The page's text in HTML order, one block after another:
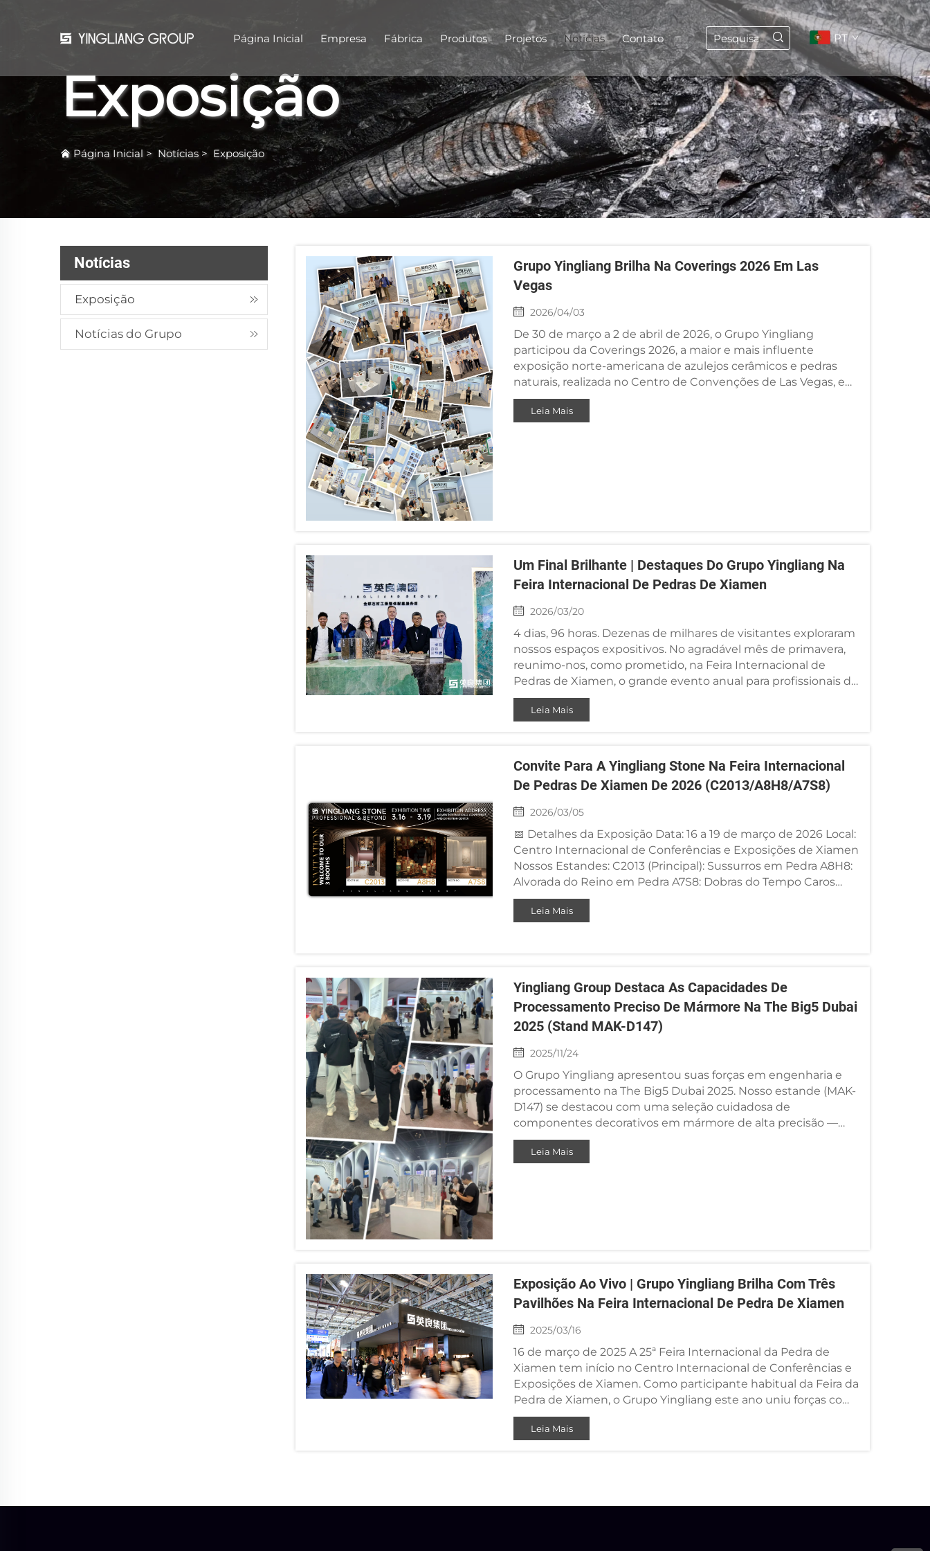
Página Inicial Empresa Fábrica Produtos Projetos Notícias Contato PT
Exposição
Página Inicial > Notícias > Exposição
Notícias
Exposição
Notícias do Grupo
Grupo Yingliang Brilha Na Coverings 2026 Em Las
Vegas
2026/04/03
De 30 de março a 2 de abril de 2026, o Grupo Yingliang
participou da Coverings 2026, a maior e mais influente
exposição norte-americana de azulejos cerâmicos e pedras
naturais, realizada no Centro de Convenções de Las Vegas, em
Las Vegas, Nevada. Durante a...
Leia Mais
Um Final Brilhante | Destaques Do Grupo Yingliang Na
Feira Internacional De Pedras De Xiamen
2026/03/20
4 dias, 96 horas. Dezenas de milhares de visitantes exploraram
nossos espaços expositivos. No agradável mês de primavera,
reunimo-nos, como prometido, na Feira Internacional de
Pedras de Xiamen, o grande evento anual para profissionais do
setor de pedras em todo o mundo. Grupo Yingliang...
Leia Mais
Convite Para A Yingliang Stone Na Feira Internacional
De Pedras De Xiamen De 2026 (C2013/A8H8/A7S8)
2026/03/05
📅 Detalhes da Exposição Data: 16 a 19 de março de 2026 Local:
Centro Internacional de Conferências e Exposições de Xiamen
Nossos Estandes: C2013 (Principal): Sussurros em Pedra A8H8:
Alvorada do Reino em Pedra A7S8: Dobras do Tempo Caros
Parceiros Valorizados, Estamos ...
Leia Mais
Yingliang Group Destaca As Capacidades De
Processamento Preciso De Mármore Na The Big5 Dubai
2025 (Stand MAK-D147)
2025/11/24
O Grupo Yingliang apresentou suas forças em engenharia e
processamento na The Big5 Dubai 2025. Nosso estande (MAK-
D147) se destacou com uma seleção cuidadosa de
componentes decorativos em mármore de alta precisão —
cada peça um testemunho de nossa engenharia avançada e
capacidades meticulosas de processamento.
Leia Mais
Exposição Ao Vivo | Grupo Yingliang Brilha Com Três
Pavilhões Na Feira Internacional De Pedra De Xiamen
2025/03/16
16 de março de 2025 A 25ª Feira Internacional da Pedra de
Xiamen tem início no Centro Internacional de Conferências e
Exposições de Xiamen. Como participante habitual da Feira da
Pedra de Xiamen, o Grupo Yingliang este ano uniu forças com
três designers renomados&...
Leia Mais